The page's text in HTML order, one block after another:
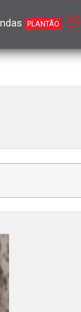
PLANTÃO